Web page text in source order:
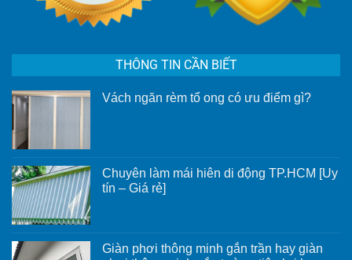
THÔNG TIN CẦN BIẾT
Vách ngăn rèm tổ ong có ưu điểm gì?
ngăn
rèm
tổ
gì?
Chuyên làm mái hiên di động TP.HCM [Uy
tín – Giá rẻ]
ở
Chuyên
Giàn phơi thông minh gắn trần hay giàn